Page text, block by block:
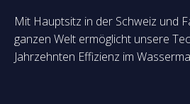
Mit Hauptsitz in der Schweiz und
ganzen Welt ermöglicht unsere
Jahrzehnten Effizienz im